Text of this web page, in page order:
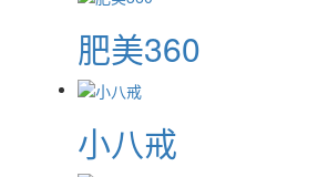
肥美360
小八戒